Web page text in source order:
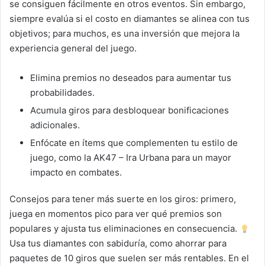
se consiguen fácilmente en otros eventos. Sin embargo,
siempre evalúa si el costo en diamantes se alinea con tus
objetivos; para muchos, es una inversión que mejora la
experiencia general del juego.
Elimina premios no deseados para aumentar tus
probabilidades.
Acumula giros para desbloquear bonificaciones
adicionales.
Enfócate en ítems que complementen tu estilo de
juego, como la AK47 – Ira Urbana para un mayor
impacto en combates.
Consejos para tener más suerte en los giros: primero,
juega en momentos pico para ver qué premios son
populares y ajusta tus eliminaciones en consecuencia.
Usa tus diamantes con sabiduría, como ahorrar para
paquetes de 10 giros que suelen ser más rentables. En el